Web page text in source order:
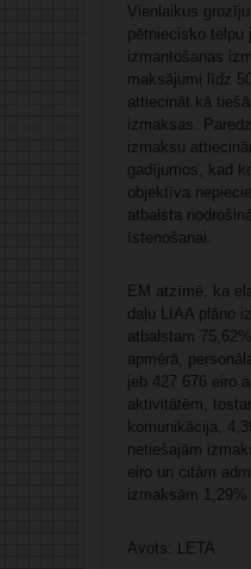
Vienlaikus
pētniecisko telpu
izmantošanas
maksājumi līdz
attiecināt kā
izmaksas.
izmaksu
gadījumos, kad
objektīva
atbalsta
īstenošanai.
EM atzīmē, ka
daļu LIAA plāno
atbalstam
apmērā,
jeb 427 676 eiro
aktivitātēm,
komunikācija,
netiešajām
eiro un citām
izmaksām 1,29%
Avots: LETA